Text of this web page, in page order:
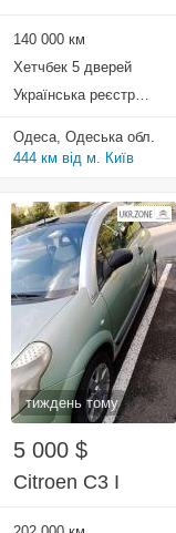
140 000 км
Хетчбек 5 дверей
Українська реєстрація
Одеса, Одеська обл.
444 км від м. Київ
тиждень тому
5 000 $
Citroen C3 I